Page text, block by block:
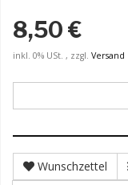
8,50 €
inkl. 0% USt. , zzgl. Versand
Wunschzettel